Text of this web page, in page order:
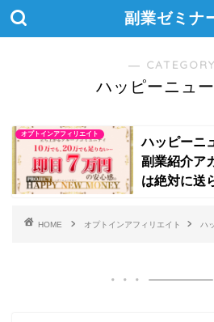
副業ゼミナ
―
ハッピーニュ
オプトインアフィリエイト
ハッピーニ
副業紹介ア
は絶対に送
HOME オプトインアフィリエイト ハ